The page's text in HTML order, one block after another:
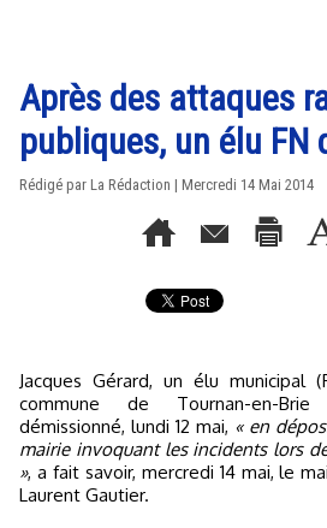
Après des attaques
publiques, un élu FN
Rédigé par La Rédaction | Mercredi 14 Mai 2014
Jacques Gérard, un élu municipal (FN) d’opposition de la
commune de Tournan-en-Brie
démissionné, lundi 12 mai, « en
mairie invoquant les incidents lors
», a fait savoir, mercredi 14 mai, le
Laurent Gautier.